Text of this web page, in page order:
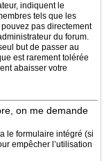
indiquent le
tels que les
pas directement
du forum.
but de passer au
est rarement tolérée
abaisser votre
on me demande
le formulaire intégré (si
empêcher l’utilisation